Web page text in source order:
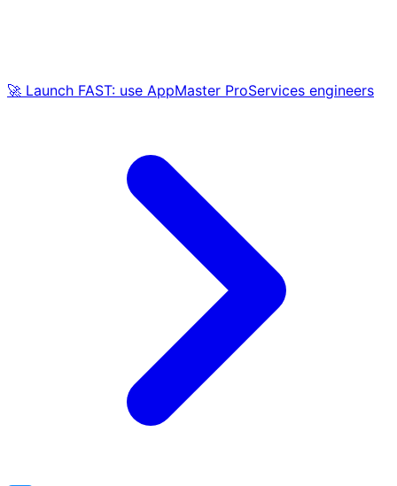
🚀 Launch FAST: use AppMaster ProServices engineers